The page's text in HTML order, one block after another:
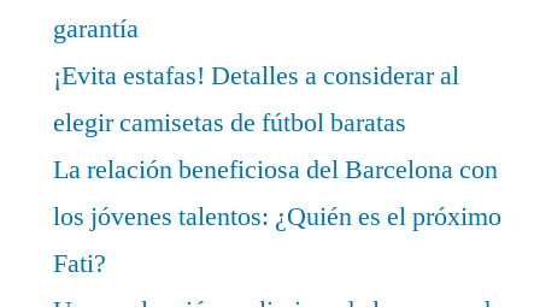
garantía
¡Evita estafas! Detalles a considerar al
elegir camisetas de fútbol baratas
La relación beneficiosa del Barcelona con
los jóvenes talentos: ¿Quién es el próximo
Fati?